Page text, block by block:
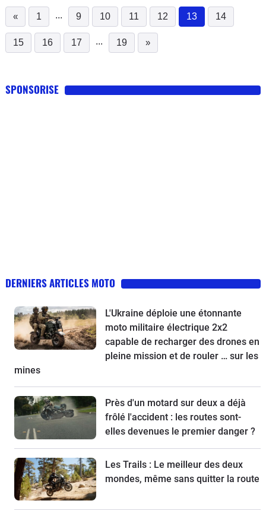
« 1 ... 9 10 11 12 13
(current)
14
15 16 17 ... 19 »
SPONSORISE
DERNIERS ARTICLES MOTO
L'Ukraine déploie une étonnante
moto militaire électrique 2x2
capable de recharger des drones en
pleine mission et de rouler … sur les
mines
Près d'un motard sur deux a déjà
frôlé l'accident : les routes sont-
elles devenues le premier danger ?
Les Trails : Le meilleur des deux
mondes, même sans quitter la route